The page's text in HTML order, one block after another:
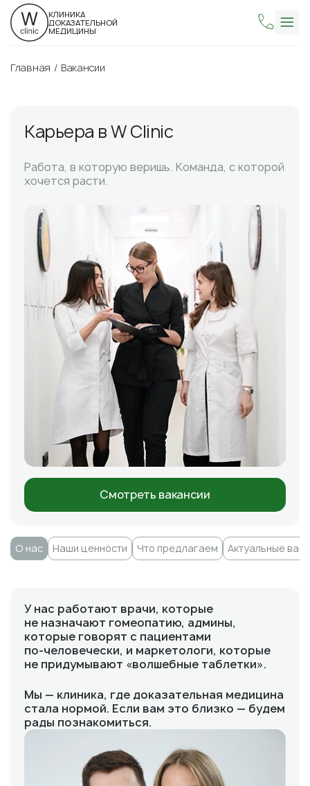
КЛИНИКА
ДОКАЗАТЕЛЬНОЙ
МЕДИЦИНЫ
Главная Вакансии
Карьера в W Clinic
Работа, в которую веришь. Команда, с которой
хочется расти.
Смотреть вакансии
О нас Наши ценности Что предлагаем Актуальные
У нас работают врачи, которые
не назначают гомеопатию, админы,
которые говорят с пациентами
по‑человечески, и маркетологи, которые
не придумывают «волшебные таблетки».
Мы — клиника, где доказательная медицина
стала нормой. Если вам это близко — будем
рады познакомиться.